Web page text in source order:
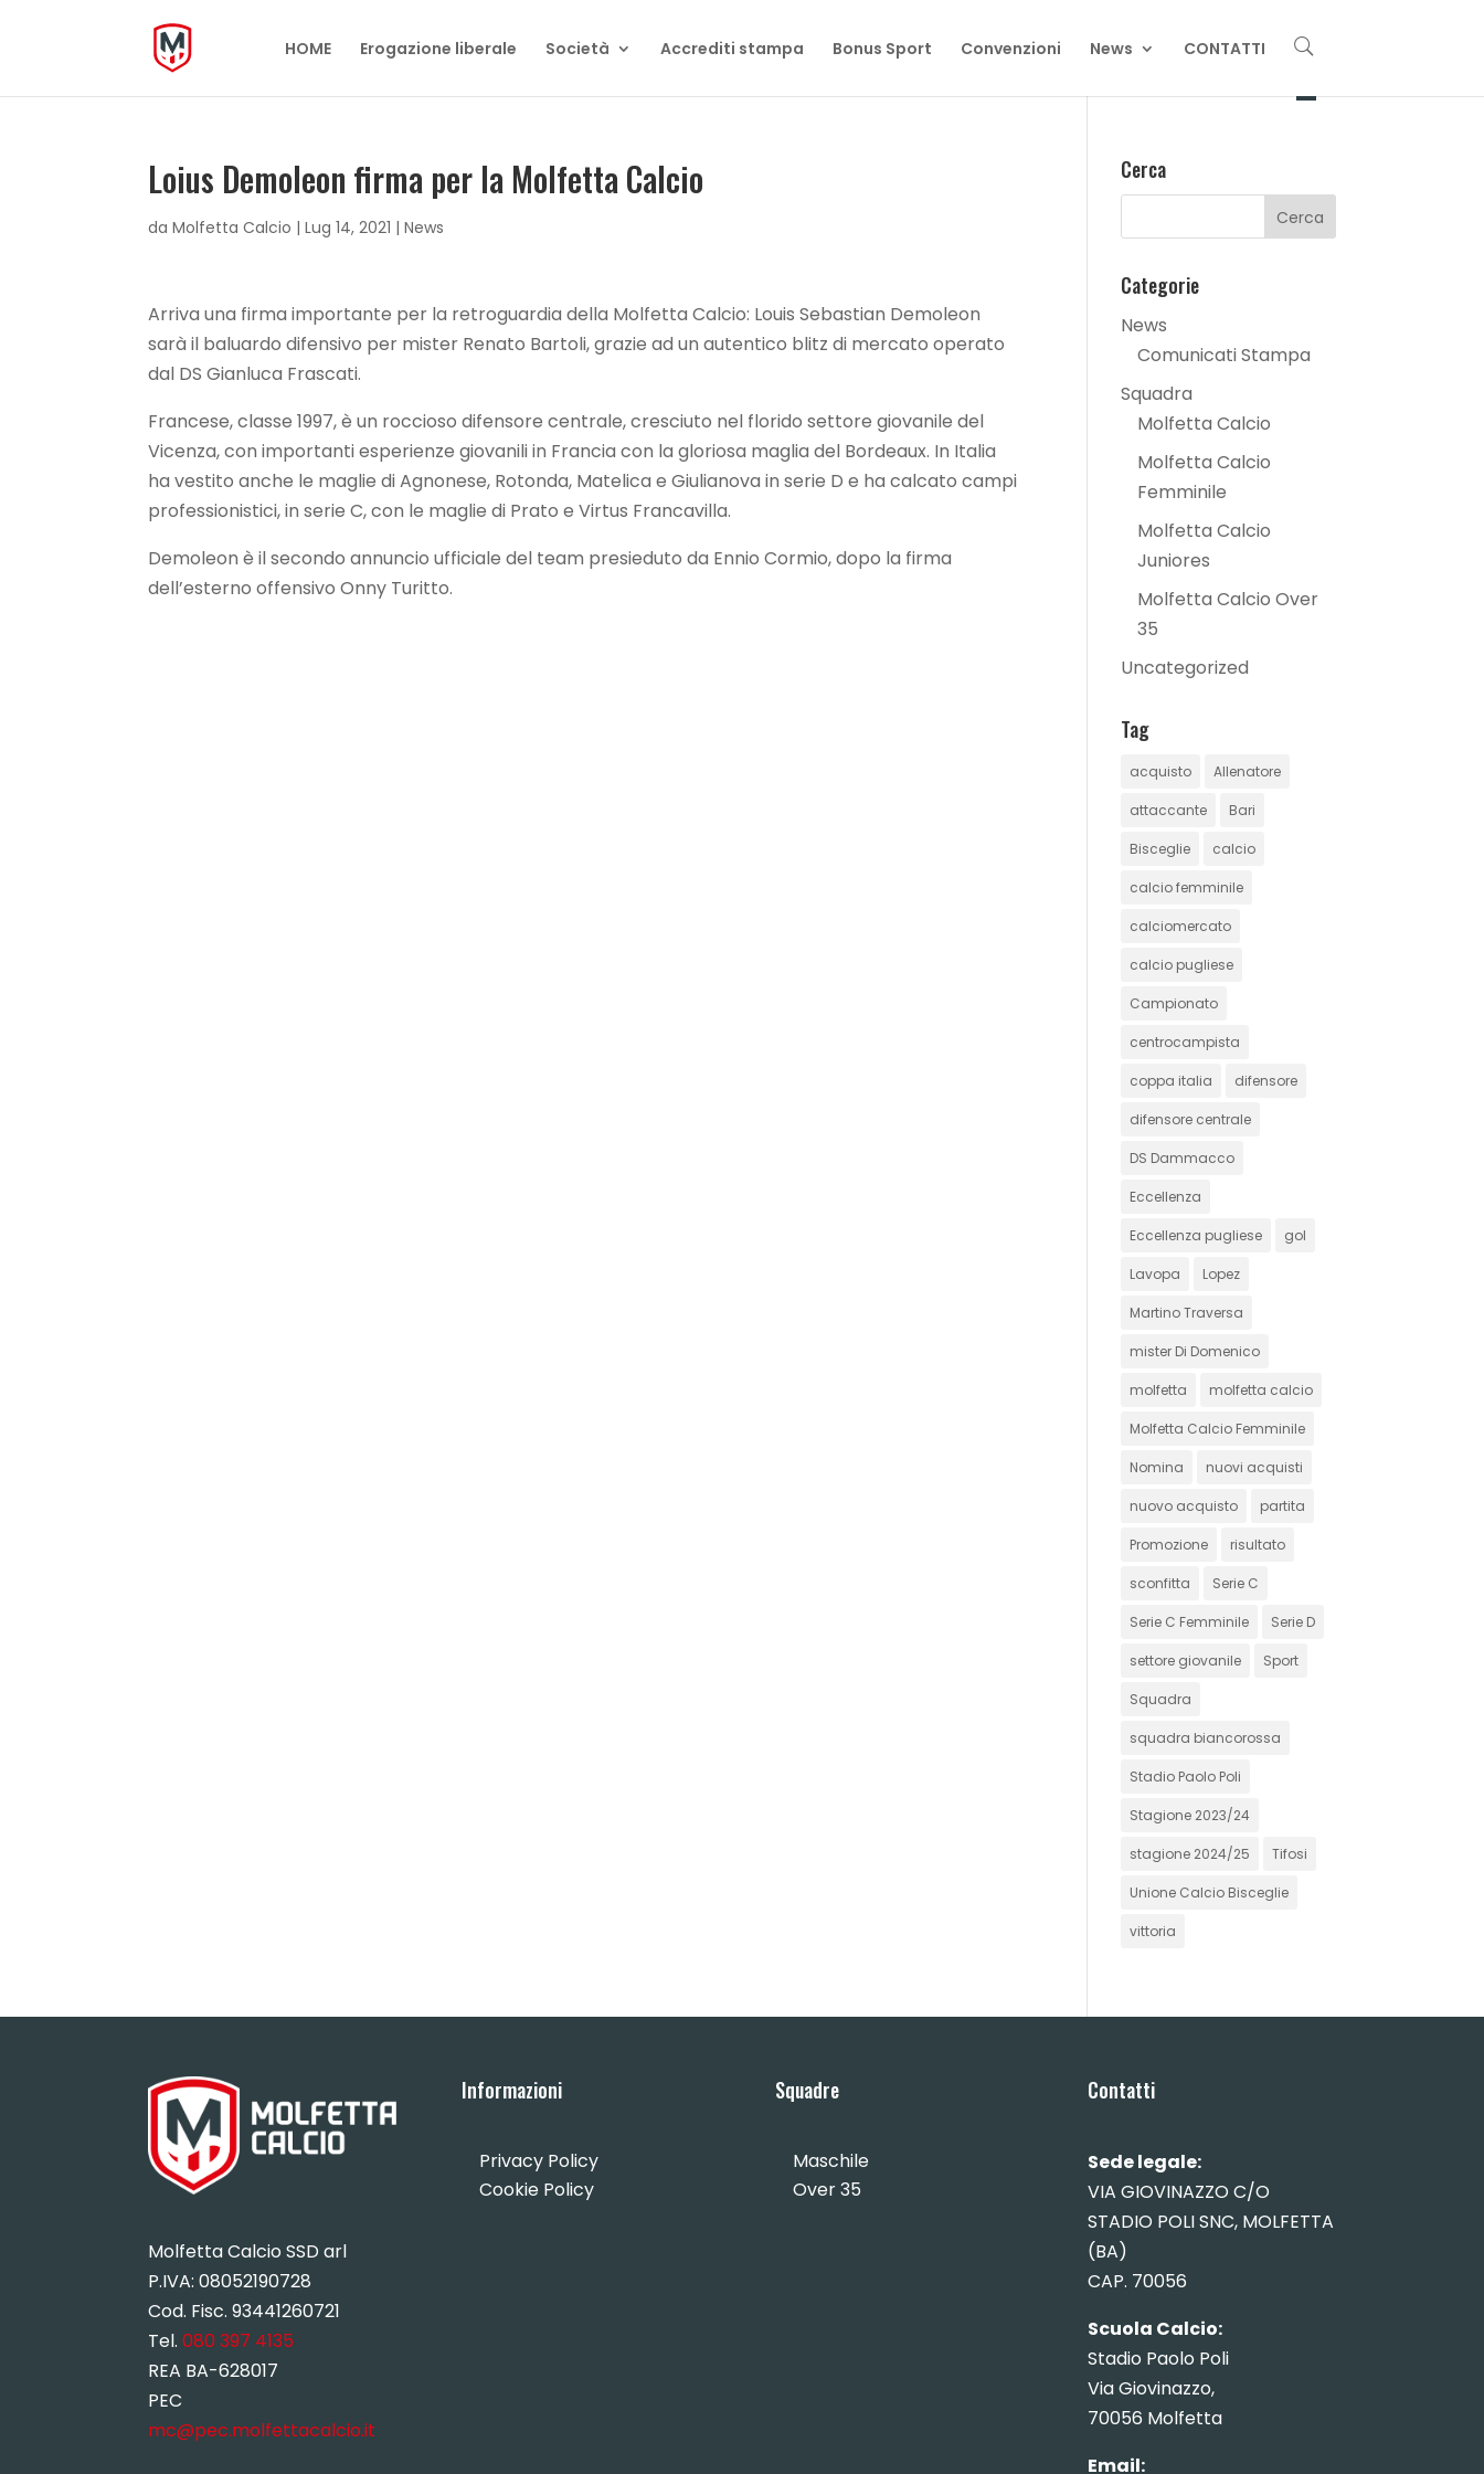
HOME Erogazione liberale Società Accrediti stampa Bonus Sport Convenzioni News CONTATTI U
Loius Demoleon firma per la Molfetta Calcio
daMolfetta Calcio |Lug 14, 2021 |News
Arriva una firma importante per la retroguardia della Molfetta Calcio: Louis Sebastian Demoleon
sarà il baluardo difensivo per mister Renato Bartoli, grazie ad un autentico blitz di mercato operato
dal DS Gianluca Frascati.
Francese, classe 1997, è un roccioso difensore centrale, cresciuto nel florido settore giovanile del
Vicenza, con importanti esperienze giovanili in Francia con la gloriosa maglia del Bordeaux. In Italia
ha vestito anche le maglie di Agnonese, Rotonda, Matelica e Giulianova in serie D e ha calcato campi
professionistici, in serie C, con le maglie di Prato e Virtus Francavilla.
Demoleon è il secondo annuncio ufficiale del team presieduto da Ennio Cormio, dopo la firma
dell’esterno offensivo Onny Turitto.
Cerca
Categorie
News
Comunicati Stampa
Squadra
Molfetta Calcio
Molfetta Calcio
Femminile
Molfetta Calcio
Juniores
Molfetta Calcio Over
35
Uncategorized
Tag
acquisto Allenatore
attaccante Bari
Bisceglie calcio
calcio femminile
calciomercato
calcio pugliese
Campionato
centrocampista
coppa italia difensore
difensore centrale
DS Dammacco
Eccellenza
Eccellenza pugliese gol
Lavopa Lopez
Martino Traversa
mister Di Domenico
molfetta molfetta calcio
Molfetta Calcio Femminile
Nomina nuovi acquisti
nuovo acquisto partita
Promozione risultato
sconfitta Serie C
Serie C Femminile Serie D
settore giovanile Sport
Squadra
squadra biancorossa
Stadio Paolo Poli
Stagione 2023/24
stagione 2024/25 Tifosi
Unione Calcio Bisceglie
vittoria
Molfetta Calcio SSD arl
P.IVA:08052190728
Cod. Fisc. 93441260721
Tel.080 397 4135
REA BA-628017
PEC
mc@pec.molfettacalcio.it
Informazioni
Privacy Policy
Cookie Policy
Squadre
Maschile
Over 35
Contatti
Sede legale:
VIA GIOVINAZZO C/O
STADIO POLI SNC, MOLFETTA
(BA)
CAP. 70056
Scuola Calcio:
Stadio Paolo Poli
Via Giovinazzo,
70056 Molfetta
Email: